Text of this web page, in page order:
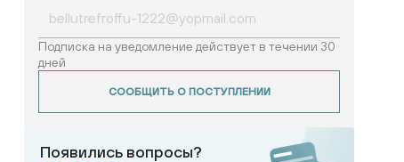
Подписка на уведомление действует в течении 30
дней
СООБЩИТЬ О ПОСТУПЛЕНИИ
Появились вопросы?